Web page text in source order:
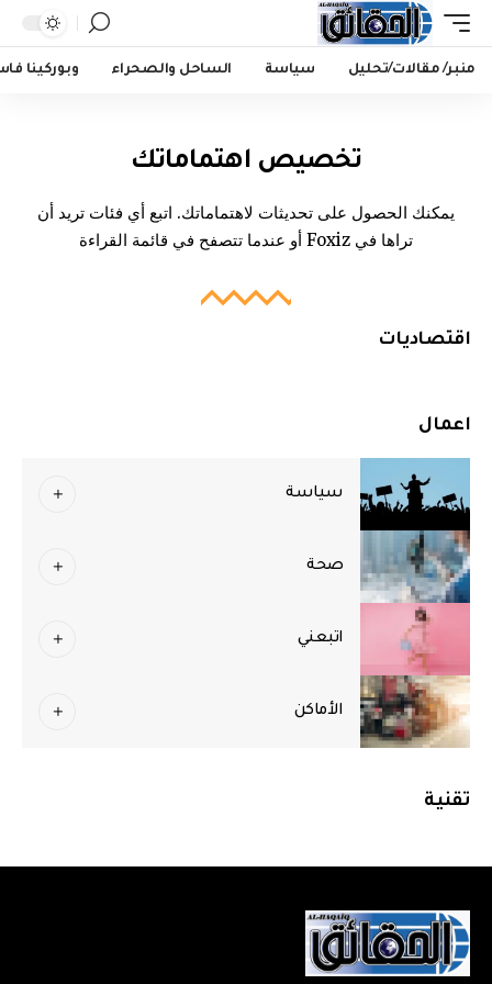
منبر/ مقالات/تحليل سياسة الساحل والصحراء وبوركينا
تخصيص اهتماماتك
يمكنك الحصول على تحديثات لاهتماماتك. اتبع أي فئات تريد أن
تراها في Foxiz أو عندما تتصفح في
قائمة القراءة
اقتصاديات
اعمال
سياسة
صحة
اتبعني
الأماكن
تقنية